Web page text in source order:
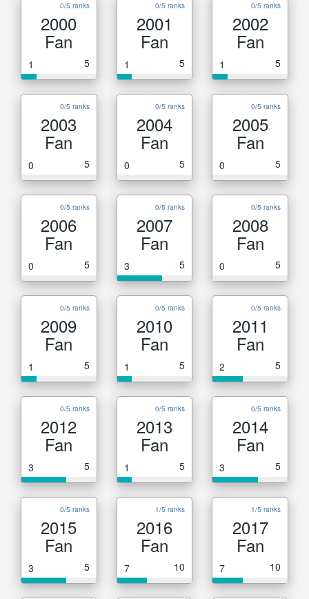
0/5 ranks
2000
Fan
1 5
0/5 ranks
2001
Fan
1 5
0/5 ranks
2002
Fan
1 5
0/5 ranks
2003
Fan
0 5
0/5 ranks
2004
Fan
0 5
0/5 ranks
2005
Fan
0 5
0/5 ranks
2006
Fan
0 5
0/5 ranks
2007
Fan
3 5
0/5 ranks
2008
Fan
0 5
0/5 ranks
2009
Fan
1 5
0/5 ranks
2010
Fan
1 5
0/5 ranks
2011
Fan
2 5
0/5 ranks
2012
Fan
3 5
0/5 ranks
2013
Fan
1 5
0/5 ranks
2014
Fan
3 5
0/5 ranks
2015
Fan
3 5
1/5 ranks
2016
Fan
7 10
1/5 ranks
2017
Fan
7 10